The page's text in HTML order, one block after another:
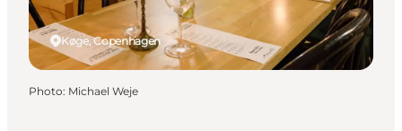
Køge, Copenhagen
Photo: Michael Weje